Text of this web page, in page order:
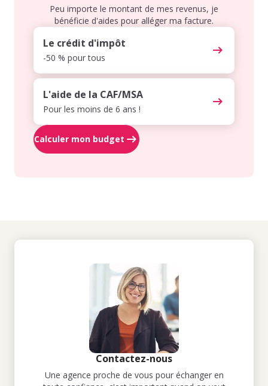
Peu importe le montant de mes revenus, je
bénéficie d'aides pour alléger ma facture.
Le crédit d'impôt
-50 % pour tous
L'aide de la CAF/MSA
Pour les moins de 6 ans !
Calculer mon budget
Contactez-nous
Une agence proche de vous pour échanger en